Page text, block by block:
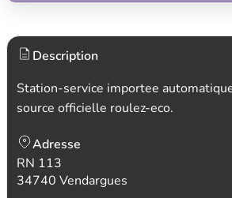
Description
Station-service importee
source officielle roulez-eco.
Adresse
RN 113
34740 Vendargues